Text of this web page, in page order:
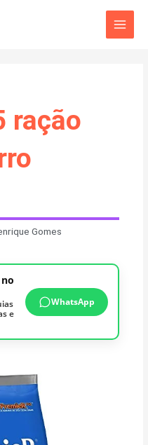
Main
ração
Gomes
e
WhatsApp